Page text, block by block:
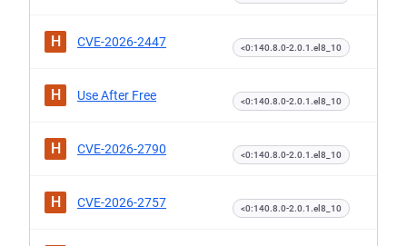
H CVE-2026-2447 <0:140.8.0-2.0.1.el8_10
H Use After Free <0:140.8.0-2.0.1.el8_10
H CVE-2026-2790 <0:140.8.0-2.0.1.el8_10
H CVE-2026-2757 <0:140.8.0-2.0.1.el8_10